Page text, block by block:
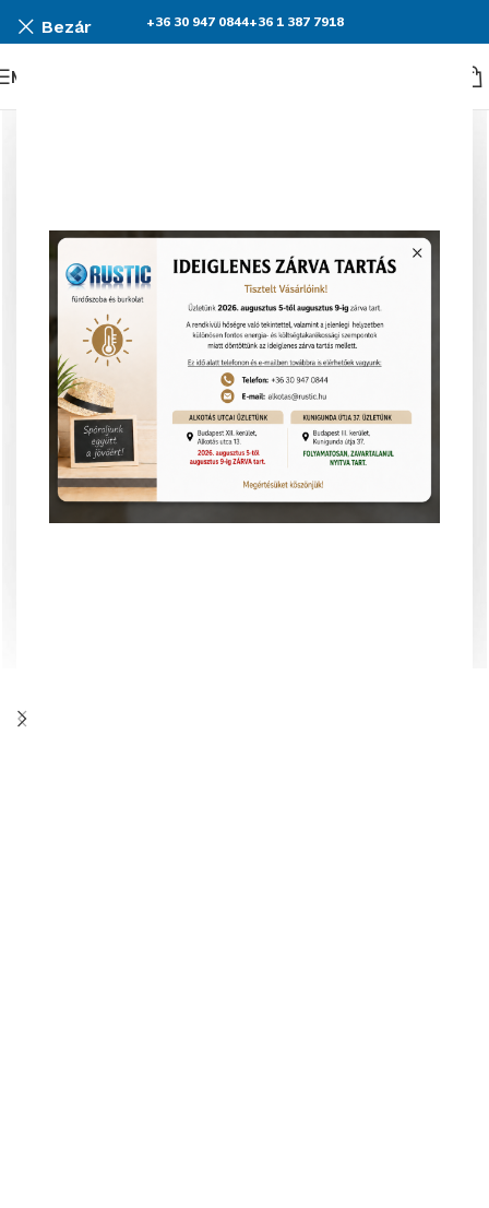
Bezár +36 30 947 0844+36 1 387 7918
Menü